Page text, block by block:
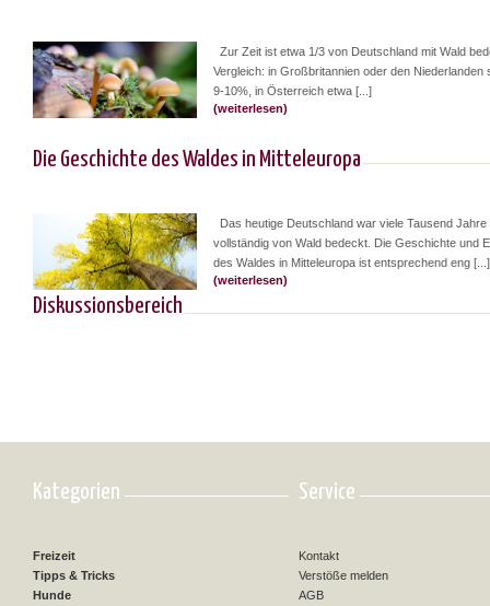
Zur Zeit ist etwa 1/3 von Deutschland mit Wald
Vergleich: in Großbritannien oder den Niederlanden
9-10%, in Österreich etwa [...]
(weiterlesen)
Die Geschichte des Waldes in Mitteleuropa
Das heutige Deutschland war viele Tausend Jahre
vollständig von Wald bedeckt. Die Geschichte und
des Waldes in Mitteleuropa ist entsprechend eng [...]
(weiterlesen)
Diskussionsbereich
Kategorien
Freizeit
Tipps & Tricks
Hunde
Service
Kontakt
Verstöße melden
AGB